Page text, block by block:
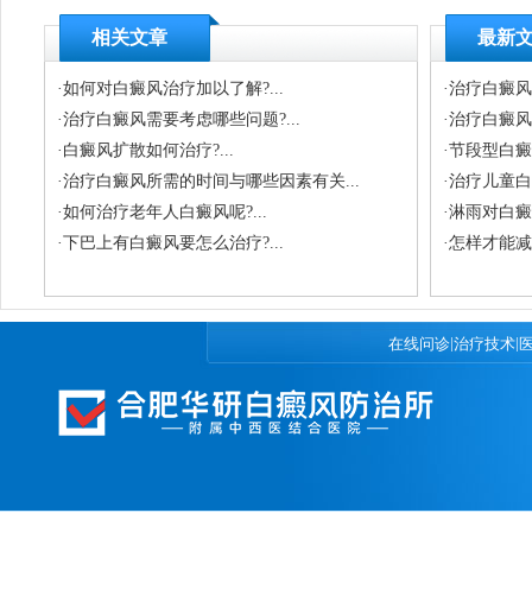
相关文章
·如何对白癜风治疗加以了解?...
·治疗白癜风需要考虑哪些问题?...
· 白癜风扩散如何治疗?...
·治疗白癜风所需的时间与哪些因素有关...
·如何治疗老年人白癜风呢?...
·下巴上有白癜风要怎么治疗?...
最新
·治疗白癜
·治疗白癜
·节段型白
·治疗儿童
·淋雨对白
·怎样才能
在线问诊|治疗技术|